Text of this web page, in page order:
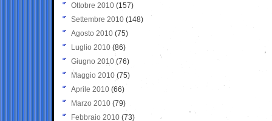
Ottobre 2010 (157)
Settembre 2010 (148)
Agosto 2010 (75)
Luglio 2010 (86)
Giugno 2010 (76)
Maggio 2010 (75)
Aprile 2010 (66)
Marzo 2010 (79)
Febbraio 2010 (73)